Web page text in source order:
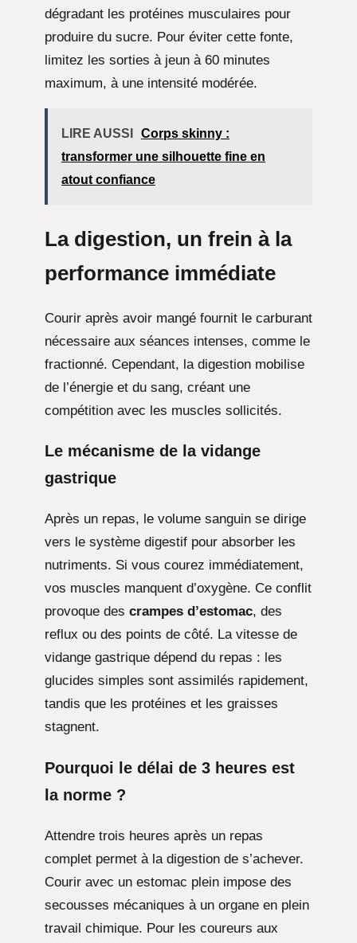
dégradant les protéines musculaires pour
produire du sucre. Pour éviter cette fonte,
limitez les sorties à jeun à 60 minutes
maximum, à une intensité modérée.
LIRE AUSSI
Corps skinny :
transformer une silhouette fine en
atout confiance
La digestion, un frein à la
performance immédiate
Courir après avoir mangé fournit le carburant
nécessaire aux séances intenses, comme le
fractionné. Cependant, la digestion mobilise
de l’énergie et du sang, créant une
compétition avec les muscles sollicités.
Le mécanisme de la vidange
gastrique
Après un repas, le volume sanguin se dirige
vers le système digestif pour absorber les
nutriments. Si vous courez immédiatement,
vos muscles manquent d’oxygène. Ce conflit
provoque des crampes d’estomac, des
reflux ou des points de côté. La vitesse de
vidange gastrique dépend du repas : les
glucides simples sont assimilés rapidement,
tandis que les protéines et les graisses
stagnent.
Pourquoi le délai de 3 heures est
la norme ?
Attendre trois heures après un repas
complet permet à la digestion de s’achever.
Courir avec un estomac plein impose des
secousses mécaniques à un organe en plein
travail chimique. Pour les coureurs aux